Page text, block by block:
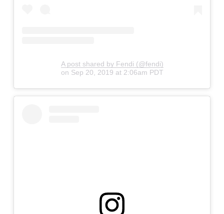
A post shared by Fendi (@fendi)
on Sep 20, 2019 at 2:06am PDT